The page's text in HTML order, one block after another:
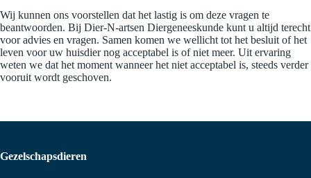
Wij kunnen ons voorstellen dat het lastig is om deze vragen te
beantwoorden. Bij Dier-N-artsen Diergeneeskunde kunt u altijd terecht
voor advies en vragen. Samen komen we wellicht tot het besluit of het
leven voor uw huisdier nog acceptabel is of niet meer. Uit ervaring
weten we dat het moment wanneer het niet acceptabel is, steeds verder
vooruit wordt geschoven.
Gezelschapsdieren